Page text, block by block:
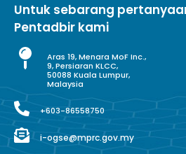
Untuk sebarang
Pentadbir kami
Aras 19, Menara MoF Inc.,
9, Persiaran KLCC,
50088 Kuala Lumpur,
Malaysia
+603-86558750
i-ogse@mprc.gov.my